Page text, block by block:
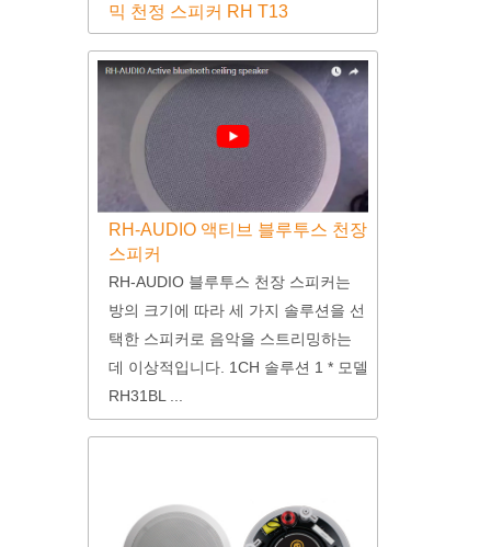
믹 천정 스피커 RH T13
RH-AUDIO 액티브 블루투스 천장
스피커
RH-AUDIO 블루투스 천장 스피커는
방의 크기에 따라 세 가지 솔루션을 선
택한 스피커로 음악을 스트리밍하는
데 이상적입니다. 1CH 솔루션 1 * 모델
RH31BL ...